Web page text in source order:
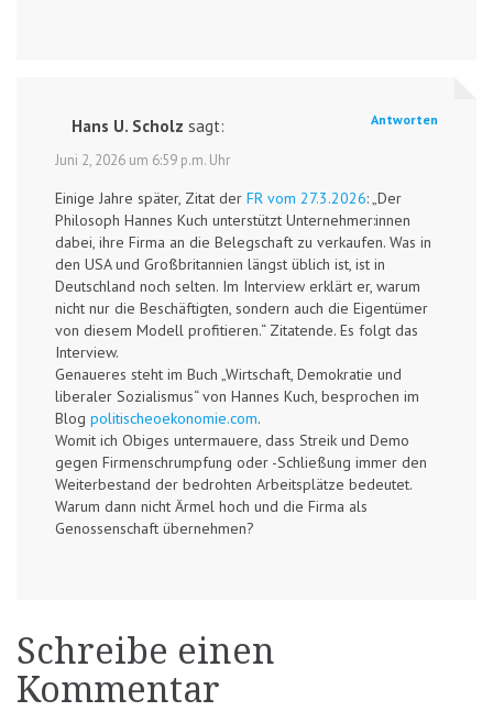
Hans U. Scholz sagt:
Juni 2, 2026 um 6:59 p.m. Uhr
Einige Jahre später, Zitat der FR vom 27.3.2026: „Der
Philosoph Hannes Kuch unterstützt Unternehmer:innen
dabei, ihre Firma an die Belegschaft zu verkaufen. Was in
den USA und Großbritannien längst üblich ist, ist in
Deutschland noch selten. Im Interview erklärt er, warum
nicht nur die Beschäftigten, sondern auch die Eigentümer
von diesem Modell profitieren.“ Zitatende. Es folgt das
Interview.
Genaueres steht im Buch „Wirtschaft, Demokratie und
liberaler Sozialismus“ von Hannes Kuch, besprochen im
Blog politischeoekonomie.com.
Womit ich Obiges untermauere, dass Streik und Demo
gegen Firmenschrumpfung oder -Schließung immer den
Weiterbestand der bedrohten Arbeitsplätze bedeutet.
Warum dann nicht Ärmel hoch und die Firma als
Genossenschaft übernehmen?
Antworten
Schreibe einen
Kommentar